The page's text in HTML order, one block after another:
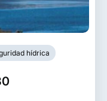
hídrica